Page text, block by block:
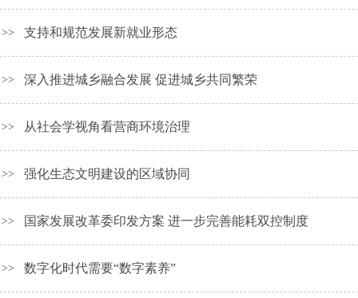
>> 支持和规范发展新就业形态
>> 深入推进城乡融合发展 促进城乡共同繁荣
>> 从社会学视角看营商环境治理
>> 强化生态文明建设的区域协同
>> 国家发展改革委印发方案 进一步完善能耗双控制度
>> 数字化时代需要“数字素养”